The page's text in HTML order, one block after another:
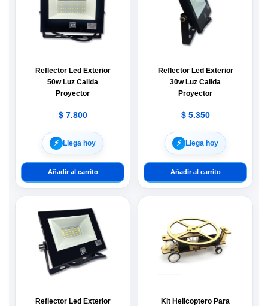
Reflector Led Exterior
50w Luz Calida
Proyector
$7.800
⚡︎ Llega hoy
Añadir al carrito
Reflector Led Exterior
30w Luz Calida
Proyector
$5.350
⚡︎ Llega hoy
Añadir al carrito
Reflector Led Exterior
Kit Helicoptero Para